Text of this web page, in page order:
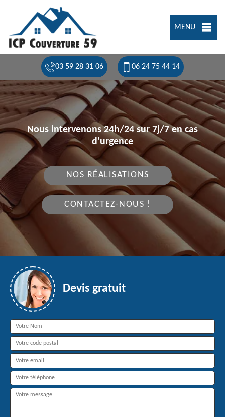
MENU
03 59 28 31 06 06 24 75 44 14
Nous intervenons 24h/24 sur 7j/7 en cas
d'urgence
NOS RÉALISATIONS
CONTACTEZ-NOUS !
Devis gratuit